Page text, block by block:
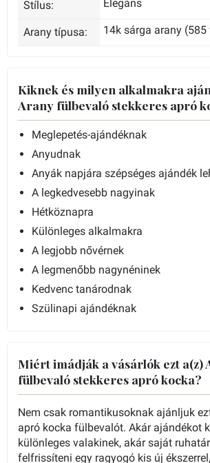
Stílus: Elegáns
Arany típusa: 14k sárga arany
Kiknek és milyen alkalmakra
Arany fülbevaló stekkeres apró
Meglepetés-ajándéknak
Anyudnak
Anyák napjára szépséges ajándék
A legkedvesebb nagyinak
Hétköznapra
Különleges alkalmakra
A legjobb nővérnek
A legmenőbb nagynéninek
Kedvenc tanárodnak
Szülinapi ajándéknak
Miért imádják a vásárlók ezt a(z)
fülbevaló stekkeres apró kocka?
Nem csak romantikusoknak ajánljuk
apró kocka fülbevalót. Akár ajándékot
különleges valakinek, akár saját
felfrissíteni egy ragyogó kis új